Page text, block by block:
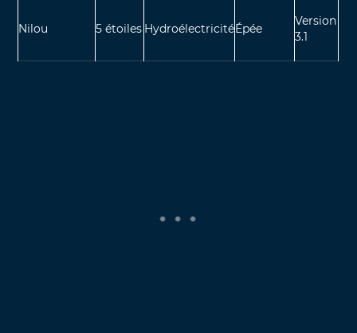
Nilou 5 étoiles HydroélectricitéÉpée
Version
3.1